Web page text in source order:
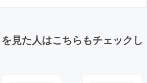
見た人はこちらもチェックし